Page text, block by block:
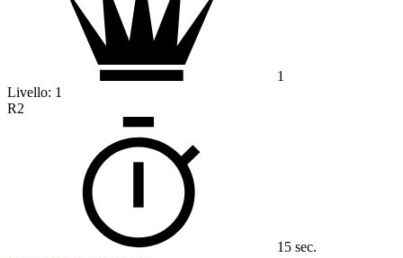
1
Livello: 1
R2
15 sec.